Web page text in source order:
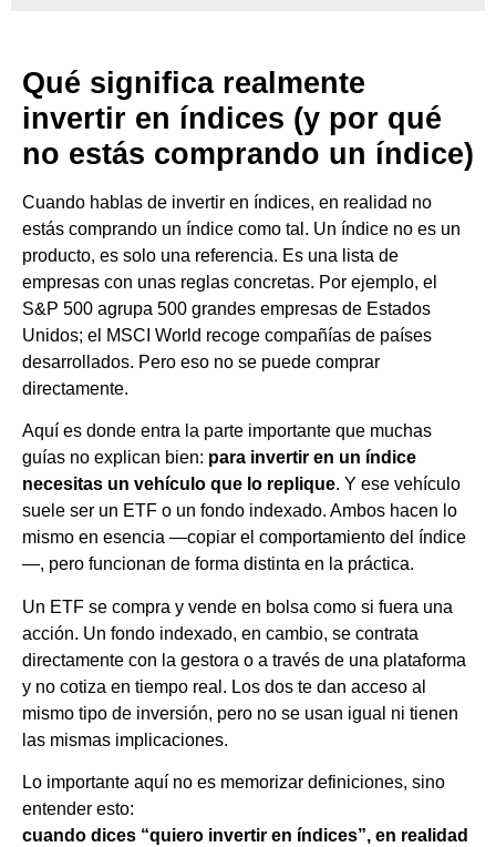
Qué significa realmente
invertir en índices (y por qué
no estás comprando un índice)
Cuando hablas de invertir en índices, en realidad no
estás comprando un índice como tal. Un índice no es un
producto, es solo una referencia. Es una lista de
empresas con unas reglas concretas. Por ejemplo, el
S&P 500 agrupa 500 grandes empresas de Estados
Unidos; el MSCI World recoge compañías de países
desarrollados. Pero eso no se puede comprar
directamente.
Aquí es donde entra la parte importante que muchas
guías no explican bien: para invertir en un índice
necesitas un vehículo que lo replique. Y ese vehículo
suele ser un ETF o un fondo indexado. Ambos hacen lo
mismo en esencia —copiar el comportamiento del índice
—, pero funcionan de forma distinta en la práctica.
Un ETF se compra y vende en bolsa como si fuera una
acción. Un fondo indexado, en cambio, se contrata
directamente con la gestora o a través de una plataforma
y no cotiza en tiempo real. Los dos te dan acceso al
mismo tipo de inversión, pero no se usan igual ni tienen
las mismas implicaciones.
Lo importante aquí no es memorizar definiciones, sino
entender esto:
cuando dices “quiero invertir en índices”, en realidad